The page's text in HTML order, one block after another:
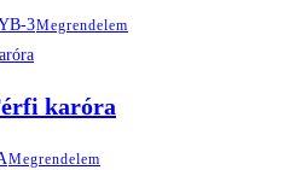
3Megrendelem
karóra
Megrendelem